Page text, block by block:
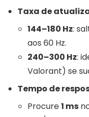
Taxa de
144–180 Hz:
aos 60 Hz.
240–300 Hz:
Valorant) se
Tempo de
Procure1 ms